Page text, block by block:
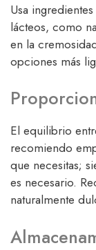
Usa
lácteos, como
en la
opciones más
El equilibrio
recomiendo
que necesitas;
es necesario.
naturalmente